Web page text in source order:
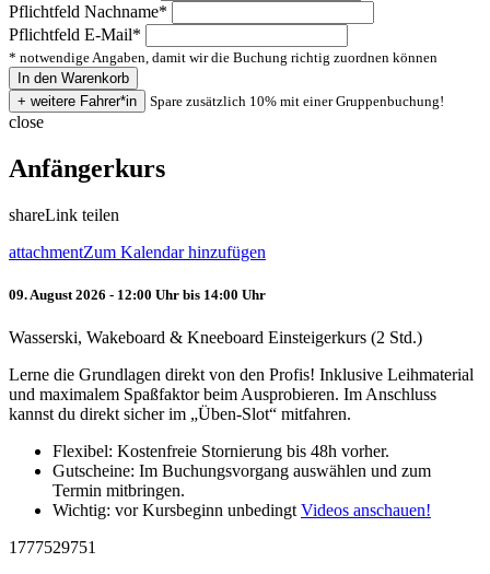
Pflichtfeld Nachname*
Pflichtfeld E-Mail*
* notwendige Angaben, damit wir die Buchung richtig zuordnen können
Spare zusätzlich 10% mit einer Gruppenbuchung!
close
Anfängerkurs
shareLink teilen
attachmentZum Kalendar hinzufügen
09. August 2026 - 12:00 Uhr bis 14:00 Uhr
Wasserski, Wakeboard & Kneeboard Einsteigerkurs (2 Std.)
Lerne die Grundlagen direkt von den Profis! Inklusive Leihmaterial
und maximalem Spaßfaktor beim Ausprobieren. Im Anschluss
kannst du direkt sicher im „Üben-Slot“ mitfahren.
Flexibel: Kostenfreie Stornierung bis 48h vorher.
Gutscheine: Im Buchungsvorgang auswählen und zum
Termin mitbringen.
Wichtig: vor Kursbeginn unbedingt Videos anschauen!
1777529751